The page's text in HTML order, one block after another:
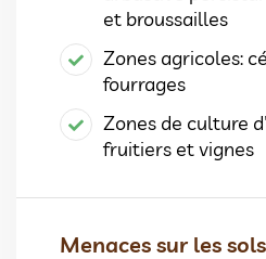
et broussailles
Zones agricoles:
fourrages
Zones de culture
fruitiers et vignes
Menaces sur les